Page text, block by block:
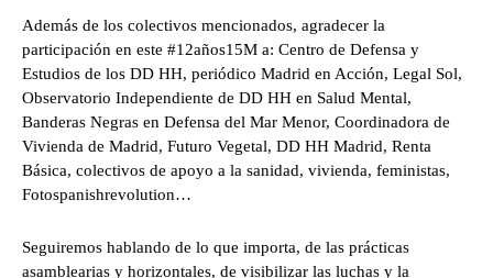
Además de los colectivos mencionados, agradecer la
participación en este #12años15M a: Centro de Defensa y
Estudios de los DD HH, periódico Madrid en Acción, Legal Sol,
Observatorio Independiente de DD HH en Salud Mental,
Banderas Negras en Defensa del Mar Menor, Coordinadora de
Vivienda de Madrid, Futuro Vegetal, DD HH Madrid, Renta
Básica, colectivos de apoyo a la sanidad, vivienda, feministas,
Fotospanishrevolution…
Seguiremos hablando de lo que importa, de las prácticas
asamblearias y horizontales, de visibilizar las luchas y la